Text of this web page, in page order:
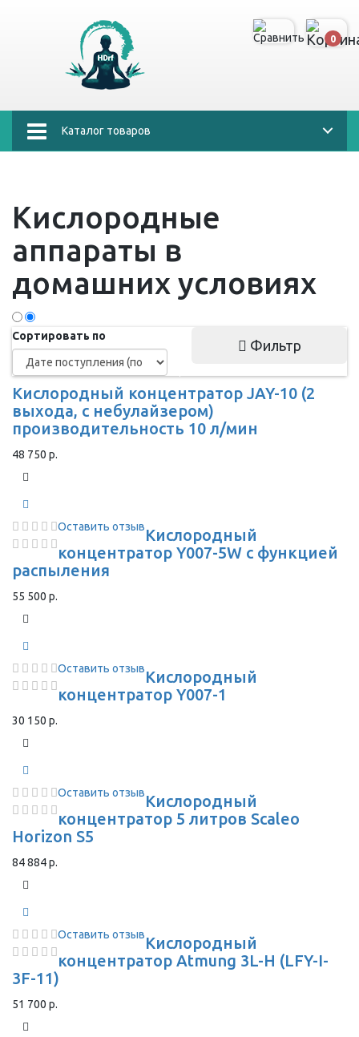
0
Каталог товаров
Кислородные
аппараты в
домашних условиях
Сортировать по
Фильтр
Кислородный концентратор JAY-10 (2
выхода, с небулайзером)
производительность 10 л/мин
48 750 р.
Оставить отзывКислородный
концентратор Y007-5W с функцией
распыления
55 500 р.
Оставить отзывКислородный
концентратор Y007-1
30 150 р.
Оставить отзывКислородный
концентратор 5 литров Scaleo
Horizon S5
84 884 р.
Оставить отзывКислородный
концентратор Atmung 3L-H (LFY-I-
3F-11)
51 700 р.